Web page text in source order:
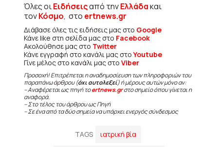
Όλες οιΕιδήσειςαπό τηνΕλλάδακαι
τονΚόσμο, στο ertnews.gr
Διάβασε όλες τις ειδήσεις μας στο Google
Κάνε like στη σελίδα μας στο Facebook
Ακολούθησε μας στο Twitter
Κάνε εγγραφή στο κανάλι μας στοYoutube
Γίνε μέλος στο κανάλι μας στο Viber
Προσοχή! Επιτρέπεται η αναδημοσίευση των πληροφοριών του
παραπάνω άρθρου (όχι αυτολεξεί) ή μέρους αυτών μόνο αν:
– Αναφέρεται ως πηγή τοertnews.grστο σημείο όπου γίνεται η
αναφορά.
– Στο τέλος του άρθρου ως Πηγή
– Σε ένα από τα δύο σημεία να υπάρχει ενεργός σύνδεσμος
TAGS ιατρική βία